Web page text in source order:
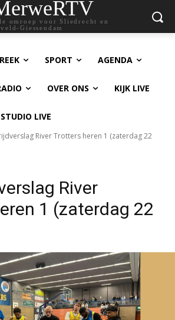
omroep voor Sliedrecht en
Giessendam
SPORT AGENDA
OVER ONS KIJK LIVE
STUDIO LIVE
River Trotters heren 1 (zaterdag 22
River
1 (zaterdag 22